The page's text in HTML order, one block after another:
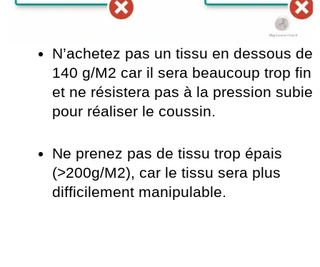
N’achetez pas un tissu en dessous de
140 g/M2 car il sera beaucoup trop fin
et ne résistera pas à la pression subie
pour réaliser le coussin.
Ne prenez pas de tissu trop épais
(>200g/M2), car le tissu sera plus
difficilement manipulable.